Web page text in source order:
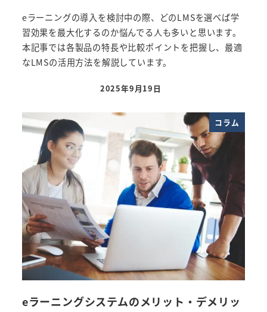
eラーニングの導入を検討中の際、どのLMSを選べば学
習効果を最大化するのか悩んでる人も多いと思います。
本記事では各製品の特長や比較ポイントを把握し、最適
なLMSの活用方法を解説しています。
投稿日
2025年9月19日
コラム
eラーニングシステムのメリット・デメリッ